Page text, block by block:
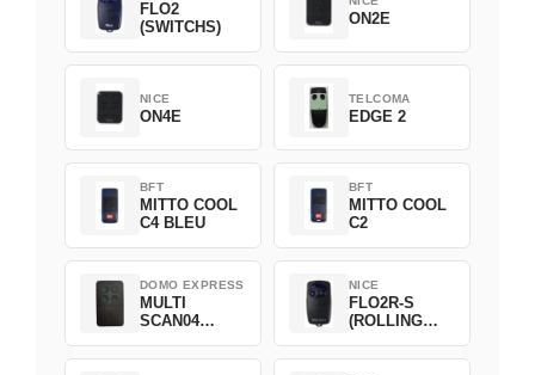
FLO2
(SWITCHS)
ON2E
NICE
ON4E
TELCOMA
EDGE 2
BFT
MITTO COOL
C4 BLEU
BFT
MITTO COOL
C2
DOMO EXPRESS
MULTI
SCAN04
NICE
FLO2R-S
(ROLLING